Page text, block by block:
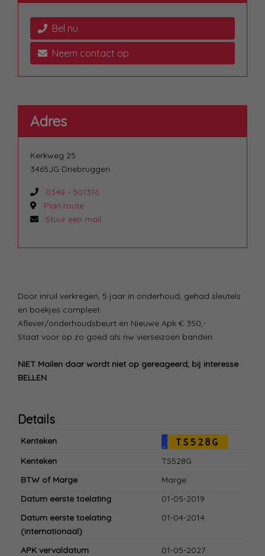
Door inruil verkregen, 5 jaar in onderhoud, gehad sleutels
en boekjes compleet
Aflever/onderhoudsbeurt en Nieuwe Apk € 350,-
Staat voor op zo goed als nw vierseizoen banden
NIET Mailen daar wordt niet op gereageerd, bij interesse
BELLEN
Details
Kenteken
NL TS528G
Kenteken
TS528G
BTW of Marge
Marge
Datum eerste toelating
01-05-2019
Datum eerste toelating
(internationaal)
01-04-2014
APK vervaldatum
01-05-2027
Bel nu
Neem contact op
Adres
Kerkweg 25
3465JG Driebruggen
0348 - 501316
Plan route
Stuur een mail